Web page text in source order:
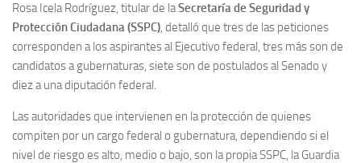
Rosa Icela Rodríguez, titular de laSecretaría de Seguridad y
Protección Ciudadana (SSPC), detalló que tres de las peticiones
corresponden a los aspirantes al Ejecutivo federal, tres más son de
candidatos a gubernaturas, siete son de postulados al Senado y
diez a una diputación federal.
Las autoridades que intervienen en la protección de quienes
compiten por un cargo federal o gubernatura, dependiendo si el
nivel de riesgo es alto, medio o bajo, son la propia SSPC, la Guardia